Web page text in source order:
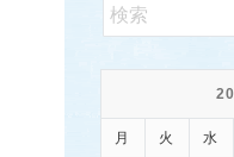
月 火 水